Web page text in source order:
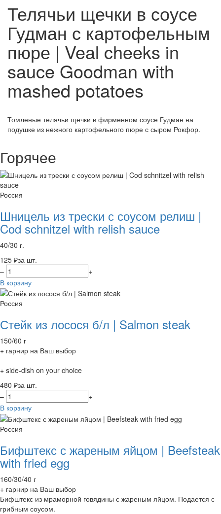
Телячьи щечки в соусе
Гудман с картофельным
пюре | Veal cheeks in
sauce Goodman with
mashed potatoes
Томленые телячьи щечки в фирменном соусе Гудман на
подушке из нежного картофельного пюре с сыром Рокфор.
Горячее
Россия
Шницель из трески с соусом релиш |
Cod schnitzel with relish sauce
40/30 г.
125 ₽за шт.
–
+
В корзину
Россия
Стейк из лосося б/л | Salmon steak
150/60 г
+ гарнир на Ваш выбор
+ side-dish on your choice
480 ₽за шт.
–
+
В корзину
Россия
Бифштекс с жареным яйцом | Beefsteak
with fried egg
160/30/40 г
+ гарнир на Ваш выбор
Бифштекс из мраморной говядины с жареным яйцом. Подается с
грибным соусом.